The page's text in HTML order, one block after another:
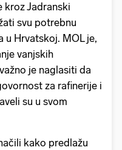
kroz Jadranski
svu potrebnu
u Hrvatskoj. MOL je,
vanjskih
je naglasiti da
za rafinerije i
su u svom
kako predlažu